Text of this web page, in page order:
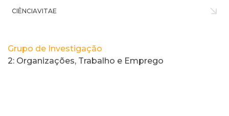
Grupo de Investigação
2: Organizações, Trabalho e Emprego
CIÊNCIAVITAE